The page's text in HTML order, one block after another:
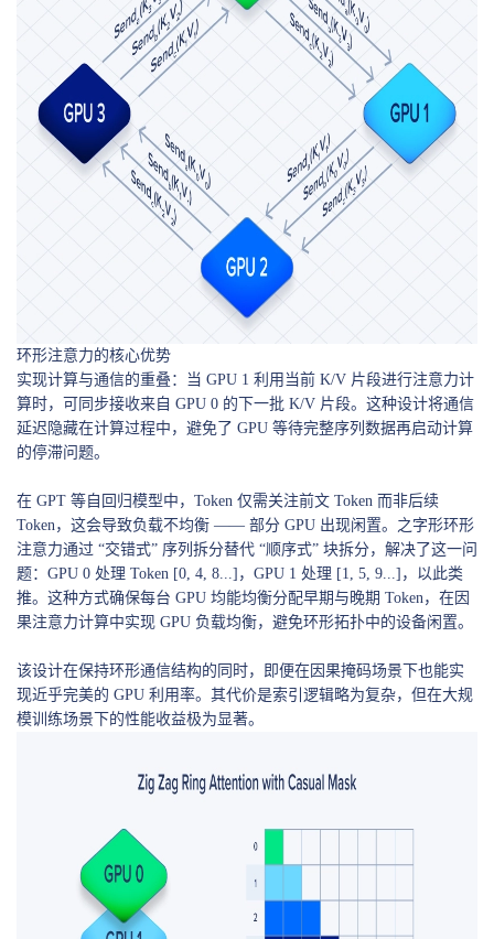
环形注意力的核心优势
实现计算与通信的重叠：当 GPU 1 利用当前 K/V 片段进行注意力计
算时，可同步接收来自 GPU 0 的下一批 K/V 片段。这种设计将通信
延迟隐藏在计算过程中，避免了 GPU 等待完整序列数据再启动计算
的停滞问题。
在 GPT 等自回归模型中，Token 仅需关注前文 Token 而非后续
Token，这会导致负载不均衡 —— 部分 GPU 出现闲置。之字形环形
注意力通过 “交错式” 序列拆分替代 “顺序式” 块拆分，解决了这一问
题：GPU 0 处理 Token [0, 4, 8...]，GPU 1 处理 [1, 5, 9...]，以此类
推。这种方式确保每台 GPU 均能均衡分配早期与晚期 Token，在因
果注意力计算中实现 GPU 负载均衡，避免环形拓扑中的设备闲置。
该设计在保持环形通信结构的同时，即便在因果掩码场景下也能实
现近乎完美的 GPU 利用率。其代价是索引逻辑略为复杂，但在大规
模训练场景下的性能收益极为显著。